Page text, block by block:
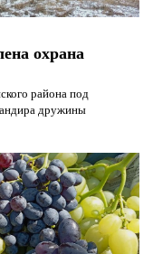
охрана
района под
дружины